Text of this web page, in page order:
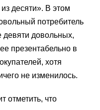
десяти». В этом
потребитель
девяти довольных,
презентабельно в
хотя
не изменилось.
отметить, что